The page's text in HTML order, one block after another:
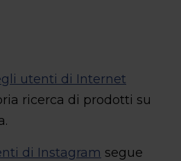
utenti di Internet
ricerca di prodotti su
di Instagram segue